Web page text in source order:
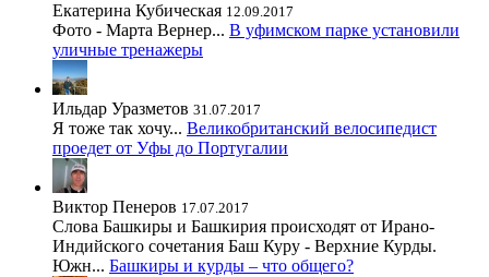
Екатерина Кубическая 12.09.2017
Фото - Марта Вернер... В уфимском парке установили
уличные тренажеры
Ильдар Уразметов 31.07.2017
Я тоже так хочу... Великобританский велосипедист
проедет от Уфы до Португалии
Виктор Пенеров 17.07.2017
Слова Башкиры и Башкирия происходят от Ирано-
Индийского сочетания Баш Куру - Верхние Курды.
Южн... Башкиры и курды – что общего?